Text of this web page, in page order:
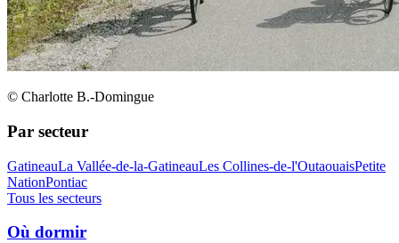
© Charlotte B.-Domingue
Par secteur
GatineauLa Vallée-de-la-GatineauLes Collines-de-l'OutaouaisPetite
NationPontiac
Tous les secteurs
Où dormir